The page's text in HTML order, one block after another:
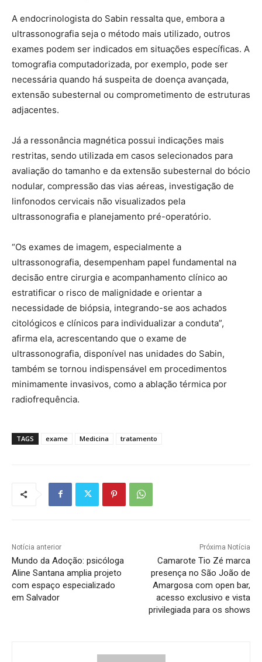
A endocrinologista do Sabin ressalta que, embora a
ultrassonografia seja o método mais utilizado, outros
exames podem ser indicados em situações específicas. A
tomografia computadorizada, por exemplo, pode ser
necessária quando há suspeita de doença avançada,
extensão subesternal ou comprometimento de estruturas
adjacentes.
Já a ressonância magnética possui indicações mais
restritas, sendo utilizada em casos selecionados para
avaliação do tamanho e da extensão subesternal do bócio
nodular, compressão das vias aéreas, investigação de
linfonodos cervicais não visualizados pela
ultrassonografia e planejamento pré-operatório.
“Os exames de imagem, especialmente a
ultrassonografia, desempenham papel fundamental na
decisão entre cirurgia e acompanhamento clínico ao
estratificar o risco de malignidade e orientar a
necessidade de biópsia, integrando-se aos achados
citológicos e clínicos para individualizar a conduta”,
afirma ela, acrescentando que o exame de
ultrassonografia, disponível nas unidades do Sabin,
também se tornou indispensável em procedimentos
minimamente invasivos, como a ablação térmica por
radiofrequência.
TAGS exame Medicina tratamento
Notícia anterior
Mundo da Adoção: psicóloga
Aline Santana amplia projeto
com espaço especializado
em Salvador
Próxima Notícia
Camarote Tio Zé marca
presença no São João de
Amargosa com open bar,
acesso exclusivo e vista
privilegiada para os shows